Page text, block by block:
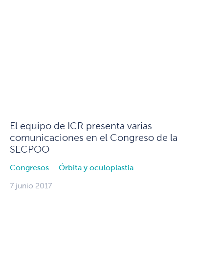
El equipo de ICR presenta varias
comunicaciones en el Congreso de la
SECPOO
Congresos Órbita y oculoplastia
7 junio 2017